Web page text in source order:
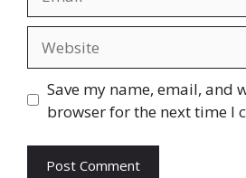
Save my name, email, and
browser for the next time I